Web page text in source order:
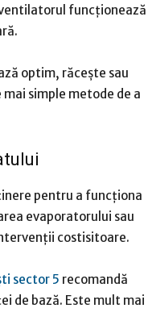
funcționează
optim, răcește sau
simple metode de a
pentru a funcționa
evaporatorului sau
costisitoare.
sector 5 recomandă
de bază. Este mult mai